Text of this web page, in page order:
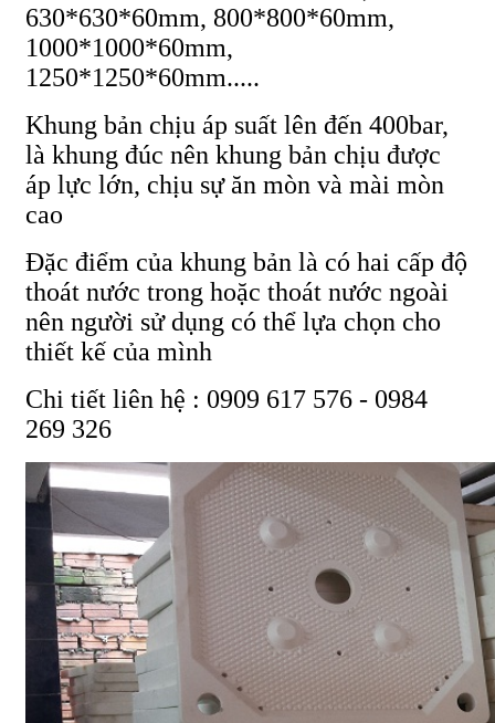
630*630*60mm, 800*800*60mm,
1000*1000*60mm,
1250*1250*60mm.....
Khung bản chịu áp suất lên đến 400bar,
là khung đúc nên khung bản chịu được
áp lực lớn, chịu sự ăn mòn và mài mòn
cao
Đặc điểm của khung bản là có hai cấp độ
thoát nước trong hoặc thoát nước ngoài
nên người sử dụng có thể lựa chọn cho
thiết kế của mình
Chi tiết liên hệ : 0909 617 576 - 0984
269 326